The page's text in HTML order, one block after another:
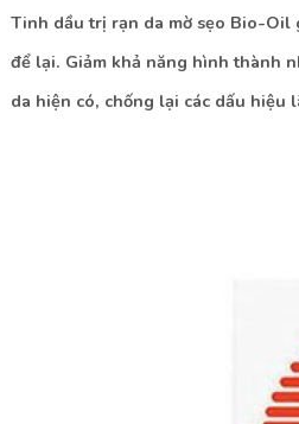
Tinh dầu trị rạn da mờ sẹo Bio-Oil
để lại. Giảm khả năng hình thành
da hiện có, chống lại các dấu hiệu